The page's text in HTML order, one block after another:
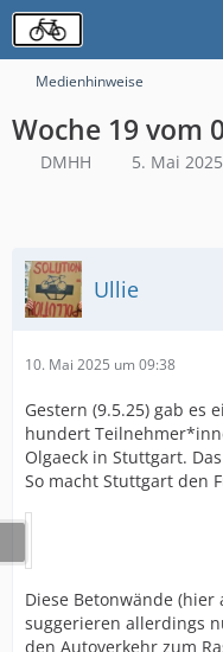
Medienhinweise
Woche 19 vom
DMHH 5. Mai
Ullie
10. Mai 2025 um 09:38
Gestern (9.5.25) gab es
hundert
Olgaeck in Stuttgart.
So macht Stuttgart den
Diese Betonwände
suggerieren allerdings
den Autoverkehr zum